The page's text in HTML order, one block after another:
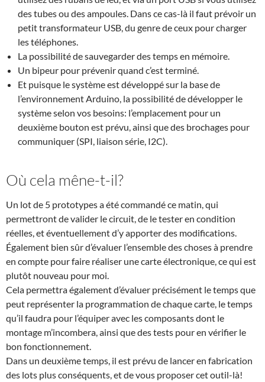
des tubes ou des ampoules. Dans ce cas-là il faut prévoir un
petit transformateur USB, du genre de ceux pour charger
les téléphones.
La possibilité de sauvegarder des temps en mémoire.
Un bipeur pour prévenir quand c’est terminé.
Et puisque le système est développé sur la base de
l’environnement Arduino, la possibilité de développer le
système selon vos besoins: l’emplacement pour un
deuxième bouton est prévu, ainsi que des brochages pour
communiquer (SPI, liaison série, I2C).
Où cela mêne-t-il?
Un lot de 5 prototypes a été commandé ce matin, qui
permettront de valider le circuit, de le tester en condition
réelles, et éventuellement d’y apporter des modifications.
Également bien sûr d’évaluer l’ensemble des choses à prendre
en compte pour faire réaliser une carte électronique, ce qui est
plutôt nouveau pour moi.
Cela permettra également d’évaluer précisément le temps que
peut représenter la programmation de chaque carte, le temps
qu’il faudra pour l’équiper avec les composants dont le
montage m’incombera, ainsi que des tests pour en vérifier le
bon fonctionnement.
Dans un deuxième temps, il est prévu de lancer en fabrication
des lots plus conséquents, et de vous proposer cet outil-là!